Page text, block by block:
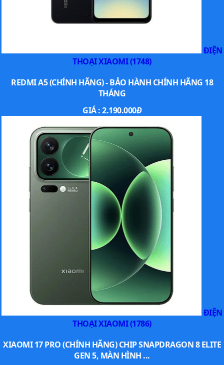
cường độ cao. Sạc nhanh 100W giúp nạp đầy
chỉ trong khoảng 20 phút. Máy còn hỗ trợ sạc
ĐIỆN
THOẠI XIAOMI (1748)
REDMI A5 (CHÍNH HÃNG) - BẢO HÀNH CHÍNH HÃNG 18
THÁNG
GIÁ :2.190.000Đ
ĐIỆN
THOẠI XIAOMI (1786)
XIAOMI 17 PRO (CHÍNH HÃNG) CHIP SNAPDRAGON 8 ELITE
GEN 5, MÀN HÌNH ...